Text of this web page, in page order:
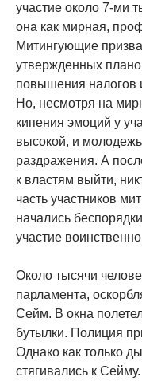
участие около 7-ми
она как мирная,
Митингующие
утвержденных
повышения налогов
Но, несмотря на
кипения эмоций у
высокой, и
раздражения. А
к властям выйти,
часть участников
начались
участие
Около тысячи
парламента,
Сейм. В окна
бутылки. Полиция
Однако как только
стягивались к Сейму.